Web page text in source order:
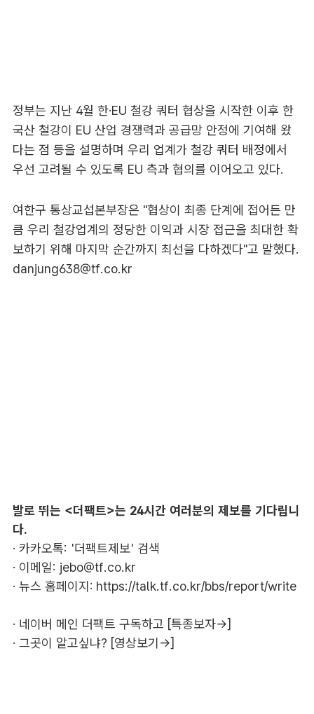
정부는 지난 4월 한·EU 철강 쿼터 협상을 시작한 이후 한
국산 철강이 EU 산업 경쟁력과 공급망 안정에 기여해 왔
다는 점 등을 설명하며 우리 업계가 철강 쿼터 배정에서
우선 고려될 수 있도록 EU 측과 협의를 이어오고 있다.
여한구 통상교섭본부장은 "협상이 최종 단계에 접어든 만
큼 우리 철강업계의 정당한 이익과 시장 접근을 최대한 확
보하기 위해 마지막 순간까지 최선을 다하겠다"고 말했다.
danjung638@tf.co.kr
발로 뛰는 <더팩트>는 24시간 여러분의 제보를 기다립니
다.
· 카카오톡: '더팩트제보' 검색
· 이메일: jebo@tf.co.kr
· 뉴스 홈페이지: https://talk.tf.co.kr/bbs/report/write
· 네이버 메인 더팩트 구독하고 [특종보자→]
· 그곳이 알고싶냐? [영상보기→]